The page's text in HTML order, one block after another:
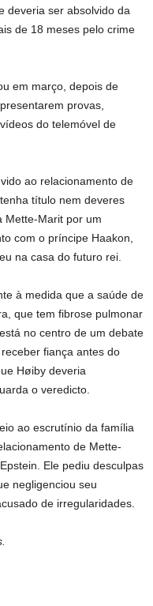
deveria ser absolvido da
de 18 meses pelo crime
em março, depois de
provas,
do telemóvel de
ao relacionamento de
título nem deveres
Mette-Marit por um
com o príncipe Haakon,
na casa do futuro rei.
à medida que a saúde de
que tem fibrose pulmonar
no centro de um debate
fiança antes do
Høiby deveria
o veredicto.
ao escrutínio da família
de Mette-
Ele pediu desculpas
negligenciou seu
de irregularidades.